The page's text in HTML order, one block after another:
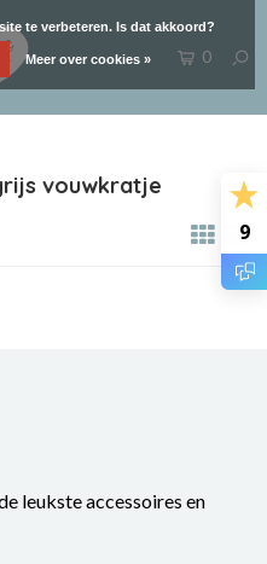
9
0
vouwkratje
leukste accessoires en
te verbeteren. Is dat akkoord?
Meer over cookies »